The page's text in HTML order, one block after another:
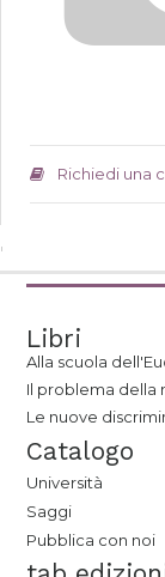
Richiedi una
Libri
Alla scuola
Il problema della
Le nuove
Catalogo
Università
Saggi
Pubblica con noi